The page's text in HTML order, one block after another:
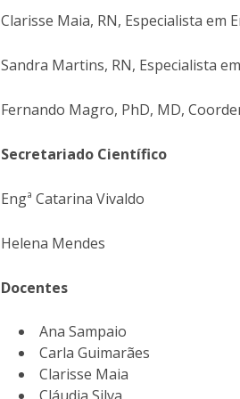
Projetos
Clarisse Maia, RN, Especialista em
Sandra Martins, RN, Especialista
Fernando Magro, PhD, MD,
Secretariado Científico
Engª Catarina Vivaldo
Helena Mendes
Docentes
Ana Sampaio
Carla Guimarães
Clarisse Maia